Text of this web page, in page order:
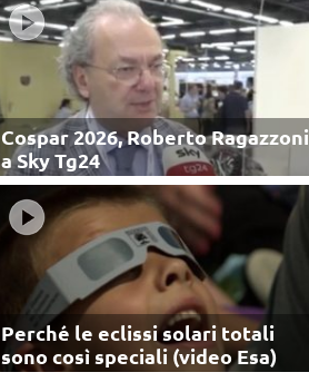
Cospar 2026, Roberto Ragazzoni
a Sky Tg24
Perché le eclissi solari totali
sono così speciali (video Esa)